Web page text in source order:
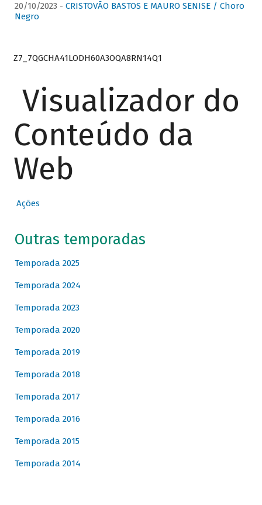
20/10/2023 - CRISTOVÃO BASTOS E MAURO SENISE / Choro
Negro
Z7_7QGCHA41LODH60A3OQA8RN14Q1
Visualizador do
Conteúdo da
Web
Ações
Outras temporadas
Temporada 2025
Temporada 2024
Temporada 2023
Temporada 2020
Temporada 2019
Temporada 2018
Temporada 2017
Temporada 2016
Temporada 2015
Temporada 2014